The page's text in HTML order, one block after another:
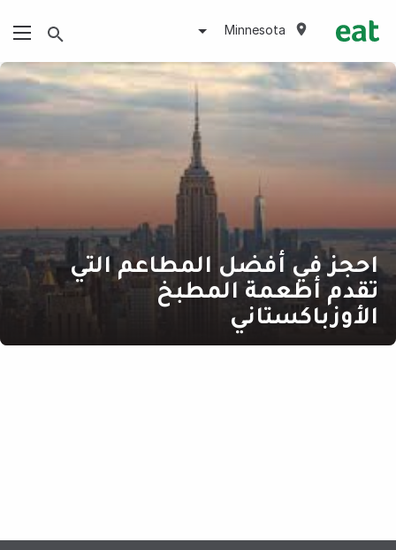
Minnesota
احجز في أفضل المطاعم التي
تقدم أطعمة المطبخ
الأوزباكستاني